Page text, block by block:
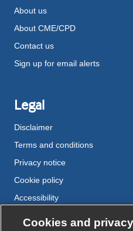
About us
About CME/CPD
Contact us
Sign up for email alerts
Legal
Disclaimer
Terms and conditions
Privacy notice
Cookie policy
Accessibility
Cookies and privacy